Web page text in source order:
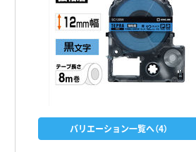
バリエーション一覧へ（4）